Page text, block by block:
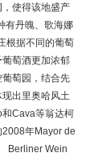
使得该地盛产
有丹魄、歌海娜
根据不同的葡萄
萄酒更加浓郁
萄园，结合先
出里奥哈风土
Cava等翁达柯
年Mayor de
Berliner Wein